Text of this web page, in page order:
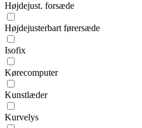
Højdejust. forsæde
Højdejusterbart førersæde
Isofix
Kørecomputer
Kunstlæder
Kurvelys